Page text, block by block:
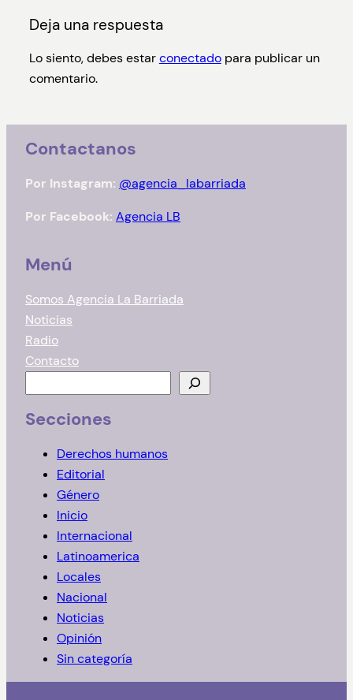
Deja una respuesta
Lo siento, debes estarconectadopara publicar un
comentario.
Contactanos
Por Instagram: @agencia_labarriada
Por Facebook: Agencia LB
Menú
Somos Agencia La Barriada
Noticias
Radio
Contacto
u
s
Secciones
Derechos humanos
Editorial
Género
Inicio
Internacional
Latinoamerica
Locales
Nacional
Noticias
Opinión
Sin categoría